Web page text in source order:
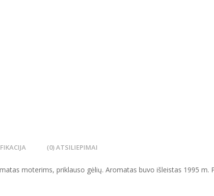
(0) ATSILIEPIMAI
moterims, priklauso gėlių. Aromatas buvo išleistas 1995 m.